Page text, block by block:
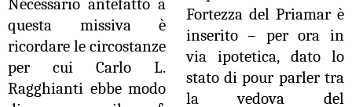
Necessario antefatto a
questa missiva è
ricordare le circostanze
per cui Carlo L.
Ragghianti ebbe modo
Fortezza del Priamar è
inserito – per ora in
via ipotetica, dato lo
stato di pour parler tra
la vedova del